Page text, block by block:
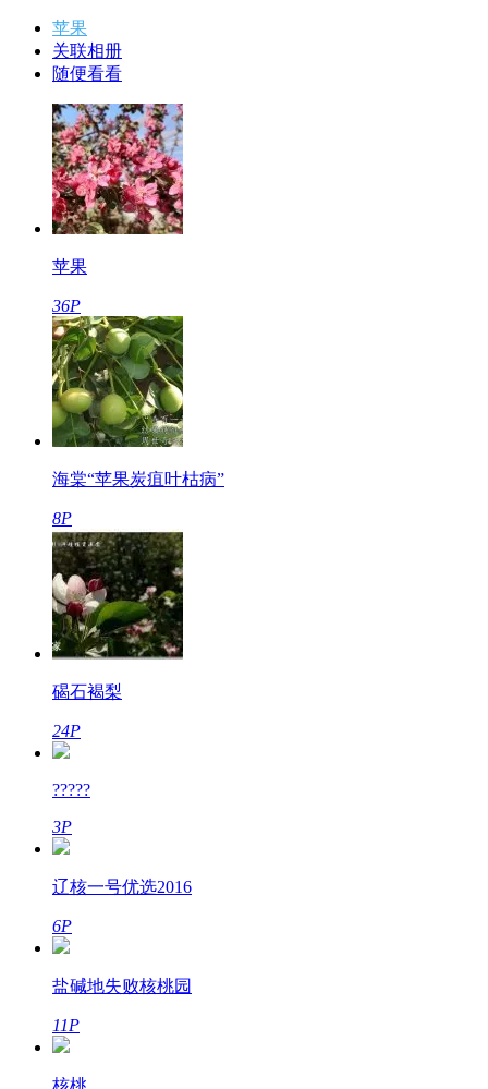
苹果
关联相册
随便看看
苹果
36P
海棠“苹果炭疽叶枯病”
8P
碣石褐梨
24P
?????
3P
辽核一号优选2016
6P
盐碱地失败核桃园
11P
核桃